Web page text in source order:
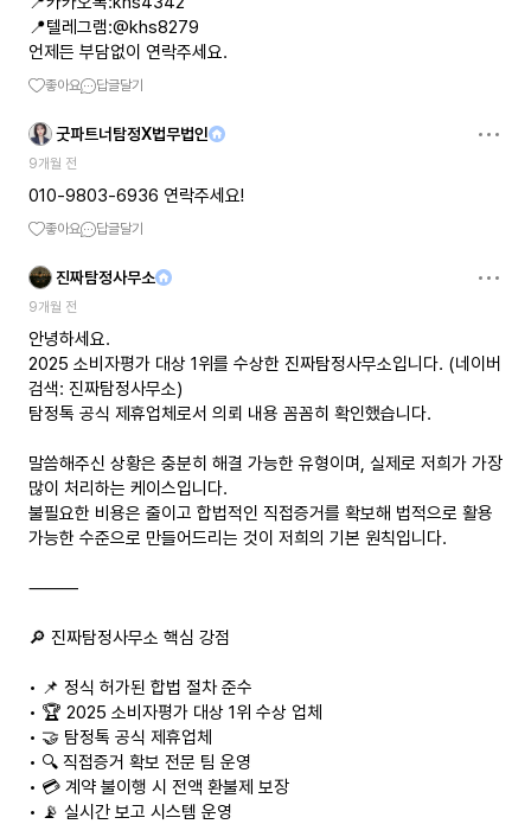
📍텔레그램:@khs8279
언제든 부담없이 연락주세요.
좋아요 답글달기
굿파트너탐정X법무법인
9개월 전
010-9803-6936 연락주세요!
좋아요 답글달기
진짜탐정사무소
9개월 전
안녕하세요.
2025 소비자평가 대상 1위를 수상한 진짜탐정사무소입니다. (네이버
검색: 진짜탐정사무소)
탐정톡 공식 제휴업체로서 의뢰 내용 꼼꼼히 확인했습니다.
말씀해주신 상황은 충분히 해결 가능한 유형이며, 실제로 저희가 가장
많이 처리하는 케이스입니다.
불필요한 비용은 줄이고 합법적인 직접증거를 확보해 법적으로 활용
가능한 수준으로 만들어드리는 것이 저희의 기본 원칙입니다.
⸻
🔎 진짜탐정사무소 핵심 강점
• 📌 정식 허가된 합법 절차 준수
• 🏆 2025 소비자평가 대상 1위 수상 업체
• 🤝 탐정톡 공식 제휴업체
• 🔍 직접증거 확보 전문 팀 운영
• 💳 계약 불이행 시 전액 환불제 보장
• 📡 실시간 보고 시스템 운영